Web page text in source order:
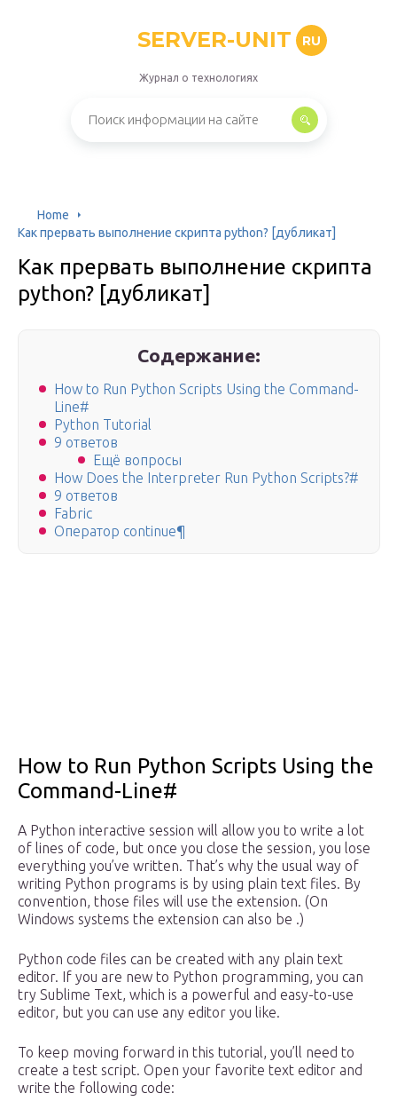
SERVER-UNIT RU
Журнал о технологиях
Home
Как прервать выполнение скрипта python? [дубликат]
Как прервать выполнение скрипта
python? [дубликат]
Содержание:
How to Run Python Scripts Using the Command-
Line#
Python Tutorial
9 ответов
Ещё вопросы
How Does the Interpreter Run Python Scripts?#
9 ответов
Fabric
Оператор continue¶
How to Run Python Scripts Using the
Command-Line#
A Python interactive session will allow you to write a lot
of lines of code, but once you close the session, you lose
everything you’ve written. That’s why the usual way of
writing Python programs is by using plain text files. By
convention, those files will use the extension. (On
Windows systems the extension can also be .)
Python code files can be created with any plain text
editor. If you are new to Python programming, you can
try Sublime Text, which is a powerful and easy-to-use
editor, but you can use any editor you like.
To keep moving forward in this tutorial, you’ll need to
create a test script. Open your favorite text editor and
write the following code: